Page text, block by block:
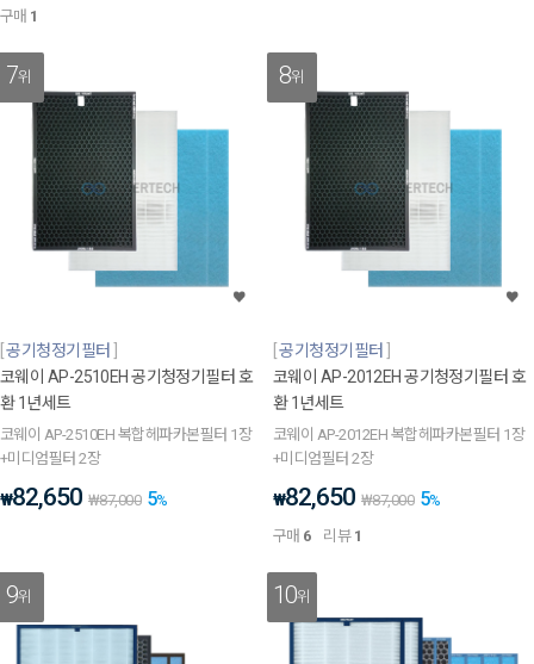
구매 1
7위
공기청정기필터
코웨이 AP-2510EH 공기청정기필터 호
환 1년세트
코웨이 AP-2510EH 복합헤파카본필터 1장
+미디엄필터 2장
₩82,650 ₩87,000 5%
8위
공기청정기필터
코웨이 AP-2012EH 공기청정기필터 호
환 1년세트
코웨이 AP-2012EH 복합헤파카본필터 1장
+미디엄필터 2장
₩82,650 ₩87,000 5%
구매 6 리뷰 1
9위 10위